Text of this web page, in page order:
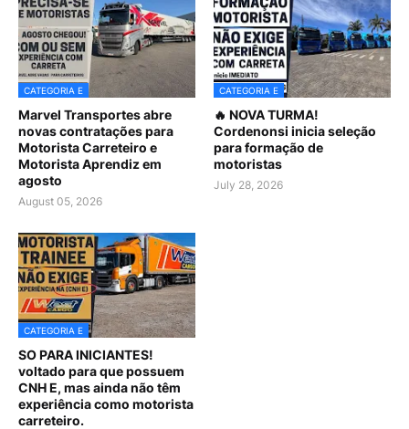
CATEGORIA E
Marvel Transportes abre
novas contratações para
Motorista Carreteiro e
Motorista Aprendiz em
agosto
August 05, 2026
CATEGORIA E
🔥 NOVA TURMA!
Cordenonsi inicia seleção
para formação de
motoristas
July 28, 2026
CATEGORIA E
SO PARA INICIANTES!
voltado para que possuem
CNH E, mas ainda não têm
experiência como motorista
carreteiro.